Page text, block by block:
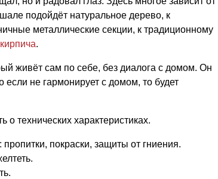
подойдёт натуральное дерево, к
металлические секции, к традиционному
кирпича.
живёт сам по себе, без диалога с домом. Он
не гармонирует с домом, то будет
о технических характеристиках.
покраски, защиты от гниения.